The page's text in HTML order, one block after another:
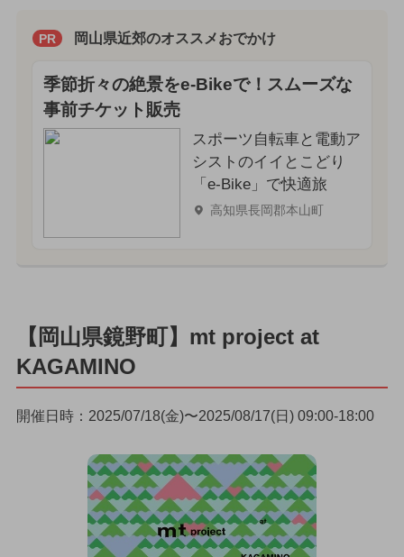
PR 岡山県近郊のオススメおでかけ
季節折々の絶景をe-Bikeで！スムーズな
事前チケット販売
スポーツ自転車と電動ア
シストのイイとこどり
「e-Bike」で快適旅
高知県長岡郡本山町
【岡山県鏡野町】mt project at
KAGAMINO
開催日時：2025/07/18(金)〜2025/08/17(日) 09:00-18:00